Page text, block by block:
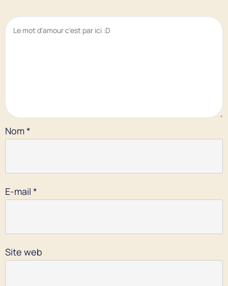
Nom*
E-mail *
Site web